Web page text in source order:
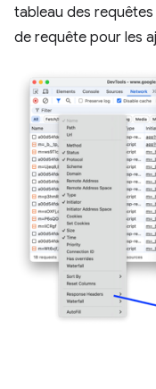
tableau des
de requête pour les